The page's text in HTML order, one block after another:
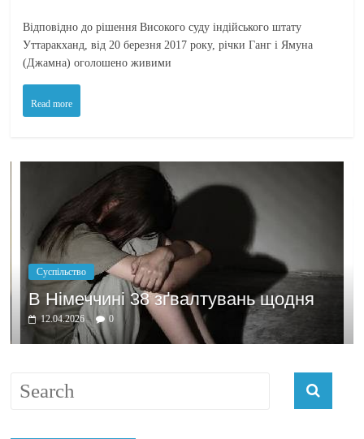
Відповідно до рішення Високого суду індійського штату
Уттаракханд, від 20 березня 2017 року, річки Ганг і Ямуна
(Джамна) оголошено живими
Read more
38 зґвалтувань щодня
Політика
Бажання
домовлятись
03.04.2026